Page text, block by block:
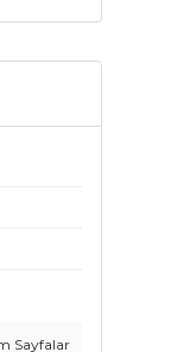
Sayfalar